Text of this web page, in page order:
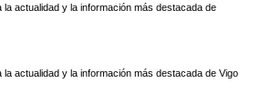
la actualidad y la información más destacada de
la actualidad y la información más destacada de Vigo